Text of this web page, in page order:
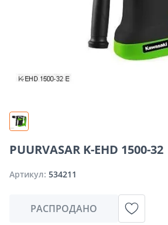
PUURVASAR K-EHD 1500-32
Артикул: 534211
РАСПРОДАНО